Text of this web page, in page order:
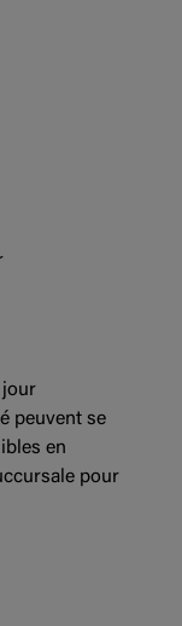
jour
peuvent se
en
pour